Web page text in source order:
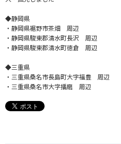
◆静岡県
・静岡県裾野市茶畑 周辺
・静岡県駿東郡清水町長沢 周辺
・静岡県駿東郡清水町徳倉 周辺
◆三重県
・三重県桑名市長島町大字福豊 周辺
・三重県桑名市大字播磨 周辺